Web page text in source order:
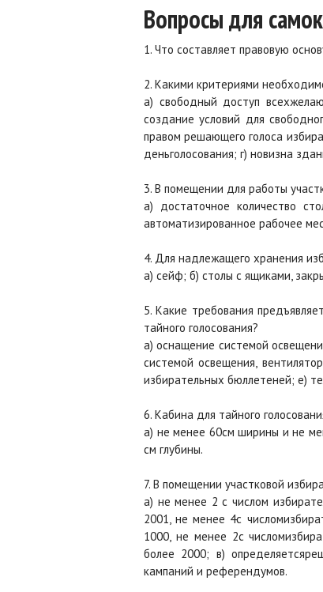
Вопросы для
1. Что составляет правовую
2. Какими критериями
а) свободный доступ
создание условий для
правом решающего голоса
деньголосования; г) новизна
3. В помещении для работы
а) достаточное количество
автоматизированное рабочее
4. Для надлежащего хранения
а) сейф; б) столы с ящиками,
5. Какие требования
тайного голосования?
а) оснащение системой
системой освещения,
избирательных бюллетеней; е)
6. Кабина для тайного
а) не менее 60см ширины и не
см глубины.
7. В помещении участковой
а) не менее 2 с числом
2001, не менее 4с
1000, не менее 2с
более 2000; в)
кампаний и референдумов.